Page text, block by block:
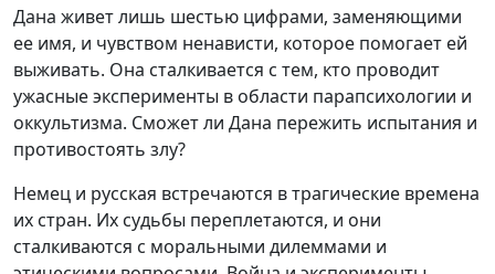
Дана живет лишь шестью цифрами, заменяющими
ее имя, и чувством ненависти, которое помогает ей
выживать. Она сталкивается с тем, кто проводит
ужасные эксперименты в области парапсихологии и
оккультизма. Сможет ли Дана пережить испытания и
противостоять злу?
Немец и русская встречаются в трагические времена
их стран. Их судьбы переплетаются, и они
сталкиваются с моральными дилеммами и